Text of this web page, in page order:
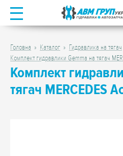
Головна Каталог
Гидравлика на тягач
Комплект гидравлики Gemma на тягач
Комплект
тягач MERCEDES